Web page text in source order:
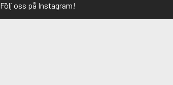
Följ oss på Instagram!